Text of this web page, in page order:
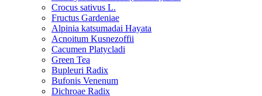
Crocus sativus L.
Fructus Gardeniae
Alpinia katsumadai Hayata
Acnoitum Kusnezoffii
Cacumen Platycladi
Green Tea
Bupleuri Radix
Bufonis Venenum
Dichroae Radix